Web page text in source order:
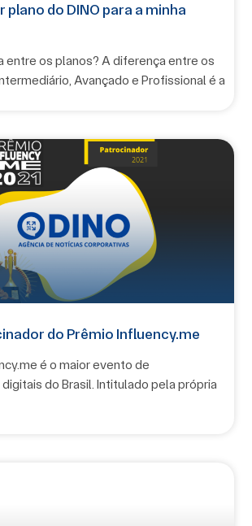
plano do DINO para a minha
entre os planos? A diferença entre os
Avançado e Profissional é a
do Prêmio Influency.me
é o maior evento de
do Brasil. Intitulado pela própria